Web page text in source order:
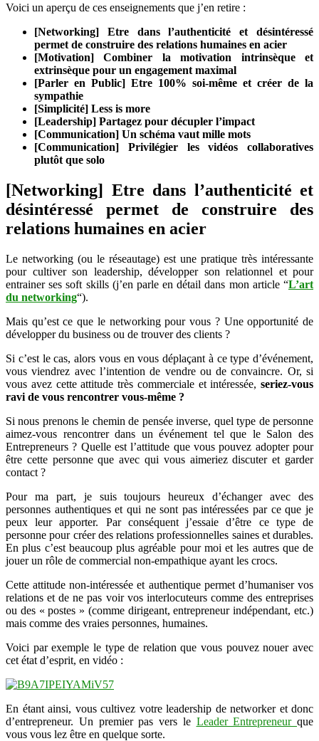
Voici un aperçu de ces enseignements que j’en retire :
[Networking] Etre dans l’authenticité et désintéressé
permet de construire des relations humaines en acier
[Motivation] Combiner la motivation intrinsèque et
extrinsèque pour un engagement maximal
[Parler en Public] Etre 100% soi-même et créer de la
sympathie
[Simplicité] Less is more
[Leadership] Partagez pour décupler l’impact
[Communication] Un schéma vaut mille mots
[Communication] Privilégier les vidéos collaboratives
plutôt que solo
[Networking] Etre dans l’authenticité et
désintéressé permet de construire des
relations humaines en acier
Le networking (ou le réseautage) est une pratique très intéressante
pour cultiver son leadership, développer son relationnel et pour
entrainer ses soft skills (j’en parle en détail dans mon article “L’art
du networking“).
Mais qu’est ce que le networking pour vous ? Une opportunité de
développer du business ou de trouver des clients ?
Si c’est le cas, alors vous en vous déplaçant à ce type d’événement,
vous viendrez avec l’intention de vendre ou de convaincre. Or, si
vous avez cette attitude très commerciale et intéressée, seriez-vous
ravi de vous rencontrer vous-même ?
Si nous prenons le chemin de pensée inverse, quel type de personne
aimez-vous rencontrer dans un événement tel que le Salon des
Entrepreneurs ? Quelle est l’attitude que vous pouvez adopter pour
être cette personne que avec qui vous aimeriez discuter et garder
contact ?
Pour ma part, je suis toujours heureux d’échanger avec des
personnes authentiques et qui ne sont pas intéressées par ce que je
peux leur apporter. Par conséquent j’essaie d’être ce type de
personne pour créer des relations professionnelles saines et durables.
En plus c’est beaucoup plus agréable pour moi et les autres que de
jouer un rôle de commercial non-empathique ayant les crocs.
Cette attitude non-intéressée et authentique permet d’humaniser vos
relations et de ne pas voir vos interlocuteurs comme des entreprises
ou des « postes » (comme dirigeant, entrepreneur indépendant, etc.)
mais comme des vraies personnes, humaines.
Voici par exemple le type de relation que vous pouvez nouer avec
cet état d’esprit, en vidéo :
En étant ainsi, vous cultivez votre leadership de networker et donc
d’entrepreneur. Un premier pas vers le Leader Entrepreneur que
vous vous lez être en quelque sorte.